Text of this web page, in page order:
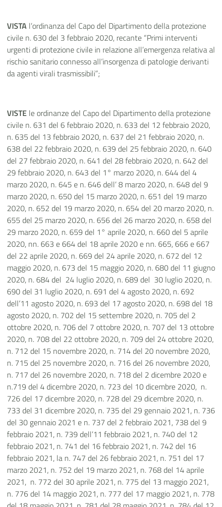
VISTA l’ordinanza del Capo del Dipartimento della protezione
civile n. 630 del 3 febbraio 2020, recante “Primi interventi
urgenti di protezione civile in relazione all’emergenza relativa al
rischio sanitario connesso all’insorgenza di patologie derivanti
da agenti virali trasmissibili”;
VISTE le ordinanze del Capo del Dipartimento della protezione
civile n. 631 del 6 febbraio 2020, n. 633 del 12 febbraio 2020,
n. 635 del 13 febbraio 2020, n. 637 del 21 febbraio 2020, n.
638 del 22 febbraio 2020, n. 639 del 25 febbraio 2020, n. 640
del 27 febbraio 2020, n. 641 del 28 febbraio 2020, n. 642 del
29 febbraio 2020, n. 643 del 1° marzo 2020, n. 644 del 4
marzo 2020, n. 645 e n. 646 dell’ 8 marzo 2020, n. 648 del 9
marzo 2020, n. 650 del 15 marzo 2020, n. 651 del 19 marzo
2020, n. 652 del 19 marzo 2020, n. 654 del 20 marzo 2020, n.
655 del 25 marzo 2020, n. 656 del 26 marzo 2020, n. 658 del
29 marzo 2020, n. 659 del 1° aprile 2020, n. 660 del 5 aprile
2020, nn. 663 e 664 del 18 aprile 2020 e nn. 665, 666 e 667
del 22 aprile 2020, n. 669 del 24 aprile 2020, n. 672 del 12
maggio 2020, n. 673 del 15 maggio 2020, n. 680 del 11 giugno
2020, n. 684 del 24 luglio 2020, n. 689 del 30 luglio 2020, n.
690 del 31 luglio 2020, n. 691 del 4 agosto 2020, n. 692
dell’11 agosto 2020, n. 693 del 17 agosto 2020, n. 698 del 18
agosto 2020, n. 702 del 15 settembre 2020, n. 705 del 2
ottobre 2020, n. 706 del 7 ottobre 2020, n. 707 del 13 ottobre
2020, n. 708 del 22 ottobre 2020, n. 709 del 24 ottobre 2020,
n. 712 del 15 novembre 2020, n. 714 del 20 novembre 2020,
n. 715 del 25 novembre 2020, n. 716 del 26 novembre 2020,
n. 717 del 26 novembre 2020, n. 718 del 2 dicembre 2020 e
n.719 del 4 dicembre 2020, n. 723 del 10 dicembre 2020, n.
726 del 17 dicembre 2020, n. 728 del 29 dicembre 2020, n.
733 del 31 dicembre 2020, n. 735 del 29 gennaio 2021, n. 736
del 30 gennaio 2021 e n. 737 del 2 febbraio 2021, 738 del 9
febbraio 2021, n. 739 dell’11 febbraio 2021, n. 740 del 12
febbraio 2021, n. 741 del 16 febbraio 2021, n. 742 del 16
febbraio 2021, la n. 747 del 26 febbraio 2021, n. 751 del 17
marzo 2021, n. 752 del 19 marzo 2021, n. 768 del 14 aprile
2021, n. 772 del 30 aprile 2021, n. 775 del 13 maggio 2021,
n. 776 del 14 maggio 2021, n. 777 del 17 maggio 2021, n. 778